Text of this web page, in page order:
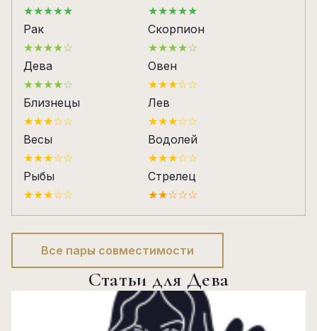
★★★★★
★★★★★
Рак
★★★★☆
Скорпион
★★★★☆
Дева
★★★★☆
Овен
★★★☆☆
Близнецы
★★★☆☆
Лев
★★★☆☆
Весы
★★★☆☆
Водолей
★★★☆☆
Рыбы
★★★☆☆
Стрелец
★★☆☆☆
Все пары совместимости
Статьи для Дева